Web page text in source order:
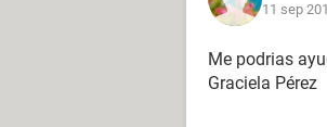
11 sep
Me podrias
Graciela Pérez